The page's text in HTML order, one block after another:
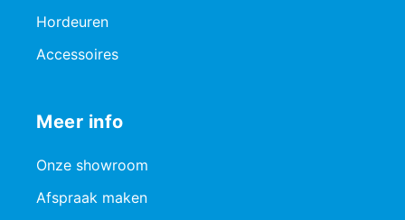
Hordeuren
Accessoires
Meer info
Onze showroom
Afspraak maken